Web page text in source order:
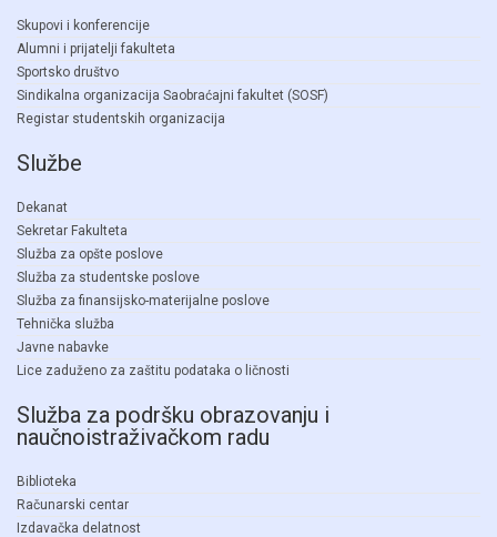
Skupovi i konferencije
Alumni i prijatelji fakulteta
Sportsko društvo
Sindikalna organizacija Saobraćajni fakultet (SOSF)
Registar studentskih organizacija
Službe
Dekanat
Sekretar Fakulteta
Služba za opšte poslove
Služba za studentske poslove
Služba za finansijsko-materijalne poslove
Tehnička služba
Javne nabavke
Lice zaduženo za zaštitu podataka o ličnosti
Služba za podršku obrazovanju i
naučnoistraživačkom radu
Biblioteka
Računarski centar
Izdavačka delatnost